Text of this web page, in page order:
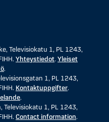
Televisiokatu 1, PL 1243,
Yhteystiedot. Yleiset
.
1, PL 1243,
Kontaktuppgifter.
.
Televisiokatu 1, PL 1243,
Contact information.